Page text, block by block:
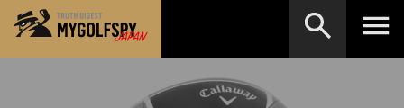
テストランキング